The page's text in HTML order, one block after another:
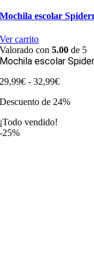
Mochila escolar
Ver carrito
Valorado con5.00 de 5
Mochila escolar
29,99€ - 32,99€Rango
precios:
Descuento de 24%
¡Todo vendido!
-25%